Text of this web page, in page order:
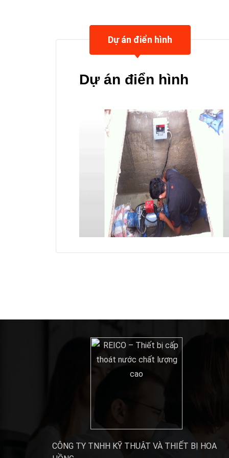
Dự án điển hình
Dự án điển hình
CÔNG TY TNHH KỸ THUẬT VÀ THIẾT BỊ HOA